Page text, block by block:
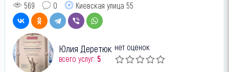
569 0 Киевская улица 55
Юлия Деретюк
всего услуг: 5
нет оценок